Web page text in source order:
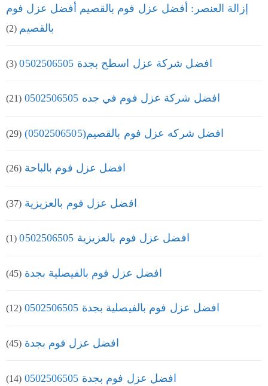
إزالة العنصر: أفضل عزل فوم بالقصيم أفضل عزل فوم
بالقصيم (2)
افضل شركة عزل اسطح بجدة 0502506505 (3)
افضل شركة عزل فوم في جده 0502506505 (21)
افضل شركه عزل فوم بالقصيم(0502506505) (29)
افضل عزل فوم بالباحة (26)
افضل عزل فوم بالعزيزية (37)
افضل عزل فوم بالعزيزية 0502506505 (1)
افضل عزل فوم بالفيصلية بجدة (45)
افضل عزل فوم بالفيصلية بجدة 0502506505 (12)
افضل عزل فوم بجدة (45)
افضل عزل فوم بجدة 0502506505 (14)